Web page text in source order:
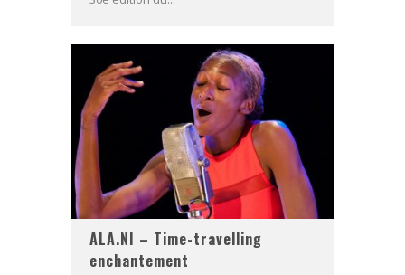
ALA.NI – Time-travelling
enchantement